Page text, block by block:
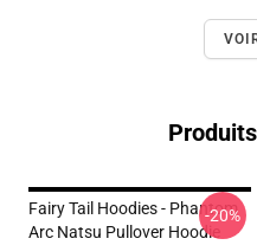
Fairy Tail Hoodies - Phantom
Arc Natsu Pullover Hoodie
-20%